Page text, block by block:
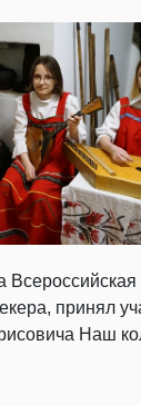
принял
Наш